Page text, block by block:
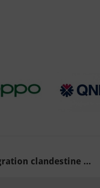
clandestine ...